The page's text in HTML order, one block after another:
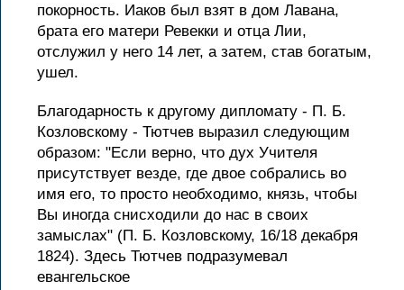
покорность. Иаков был взят в дом Лавана,
брата его матери Ревекки и отца Лии,
отслужил у него 14 лет, а затем, став богатым,
ушел.
Благодарность к другому дипломату - П. Б.
Козловскому - Тютчев выразил следующим
образом: "Если верно, что дух Учителя
присутствует везде, где двое собрались во
имя его, то просто необходимо, князь, чтобы
Вы иногда снисходили до нас в своих
замыслах" (П. Б. Козловскому, 16/18 декабря
1824). Здесь Тютчев подразумевал
евангельское